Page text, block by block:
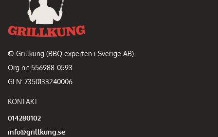
© Grillkung (BBQ experten i Sverige AB)
Org nr: 556988-0593
GLN: 7350133240006
KONTAKT
014280102
info@grillkung.se